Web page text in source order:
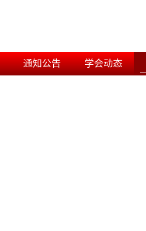
通知公告 学会动态